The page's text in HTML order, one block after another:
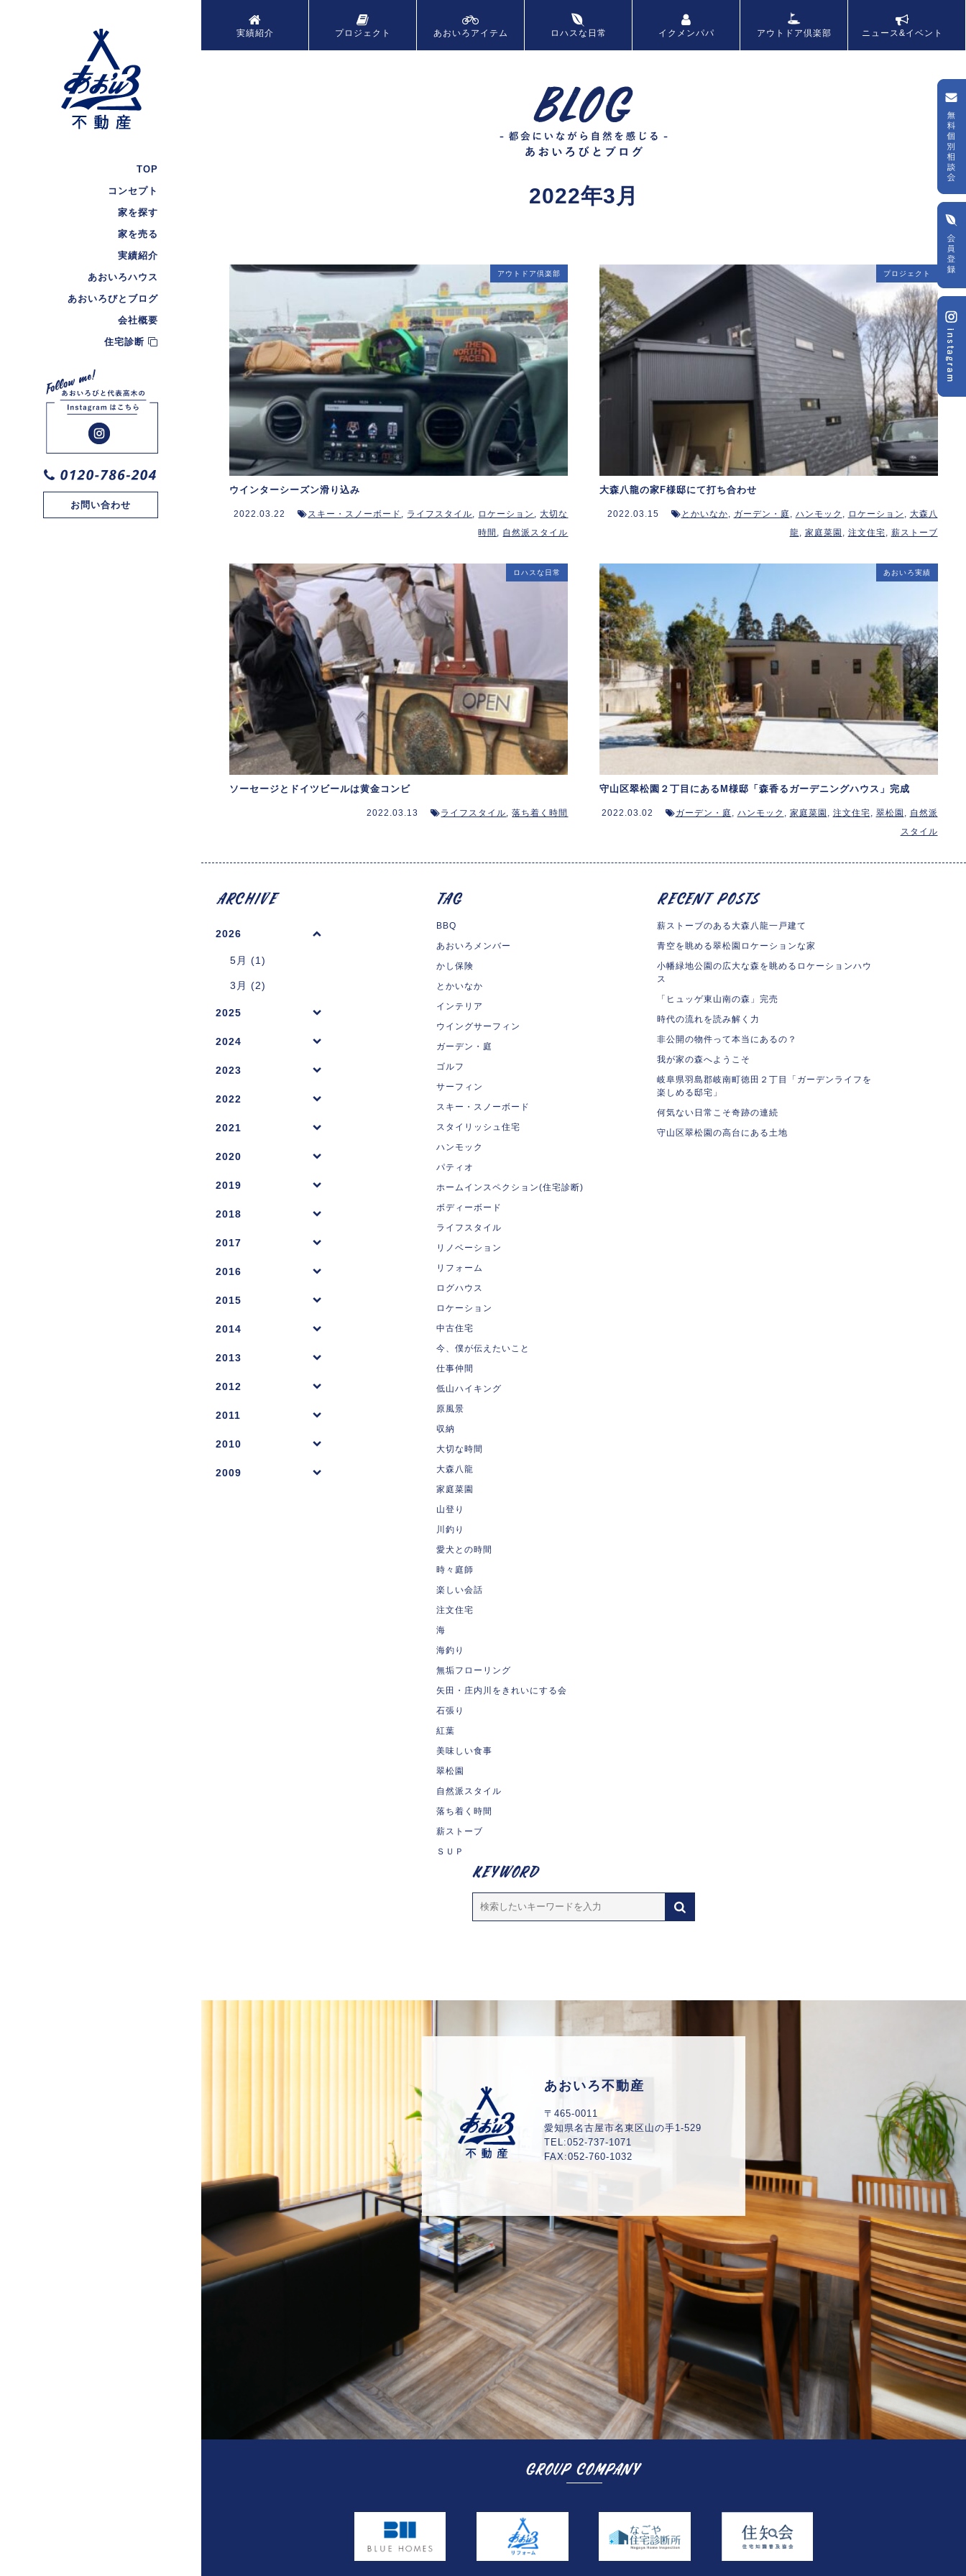
TOP
コンセプト
家を探す
家を売る
実績紹介
あおいろハウス
あおいろびとブログ
会社概要
住宅診断
お問い合わせ
実績紹介 プロジェクト あおいろ アイテム ロハスな日常 イクメンパパ アウトドア倶楽部 ニュース&イベント
2022年3月
アウトドア倶楽部
ウインターシーズン滑り込み
2022.03.22 スキー・スノーボード ライフスタイル ロケーション
大切な
時間
自然派スタイル
プロジェクト
大森八龍の家F様邸にて打ち合わせ
2022.03.15 とかいなか ガーデン・庭 ハンモック ロケーション
大森八
龍
家庭菜園 注文住宅 薪ストーブ
ロハスな日常
ソーセージとドイツビールは黄金コンビ
2022.03.13 ライフスタイル ,落ち着く時間
あおいろ実績
守山区翠松園２丁目にあるM様邸「森香るガーデニングハウス」完成
2022.03.02 ガーデン・庭 ハンモック 家庭菜園 注文住宅 翠松園
自然派
スタイル
2026
5月 (1)
3月 (2)
2025
2024
2023
2022
2021
2020
2019
2018
2017
2016
2015
2014
2013
2012
2011
2010
2009
BBQ
あおいろメンバー
かし保険
とかいなか
インテリア
ウイングサーフィン
ガーデン・庭
ゴルフ
サーフィン
スキー・スノーボード
スタイリッシュ住宅
ハンモック
パティオ
ホームインスペクション(住宅診断)
ボディーボード
ライフスタイル
リノベーション
リフォーム
ログハウス
ロケーション
中古住宅
今、僕が伝えたいこと
仕事仲間
低山ハイキング
原風景
収納
大切な時間
大森八龍
家庭菜園
山登り
川釣り
愛犬との時間
時々庭師
楽しい会話
注文住宅
海
海釣り
無垢フローリング
矢田・庄内川をきれいにする会
石張り
紅葉
美味しい食事
翠松園
自然派スタイル
落ち着く時間
薪ストーブ
ＳＵＰ
薪ストーブのある大森八龍一戸建て
青空を眺める翠松園ロケーションな家
小幡緑地公園の広大な森を眺めるロケーションハウ
ス
「ヒュッゲ東山南の森」完売
時代の流れを読み解く力
非公開の物件って本当にあるの？
我が家の森へようこそ
岐阜県羽島郡岐南町徳田２丁目「ガーデンライフを
楽しめる邸宅」
何気ない日常こそ奇跡の連続
守山区翠松園の高台にある土地
あおいろ不動産
〒465-0011
愛知県名古屋市名東区山の手1-529
TEL:052-737-1071
FAX:052-760-1032